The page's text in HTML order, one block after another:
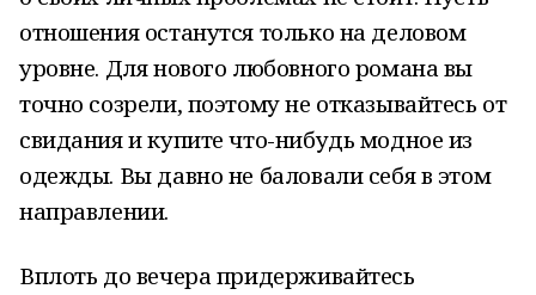
отношения останутся только на деловом
уровне. Для нового любовного романа вы
точно созрели, поэтому не отказывайтесь от
свидания и купите что-нибудь модное из
одежды. Вы давно не баловали себя в этом
направлении.
Вплоть до вечера придерживайтесь